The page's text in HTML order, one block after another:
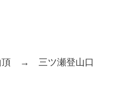
→ 三ツ瀬登山口